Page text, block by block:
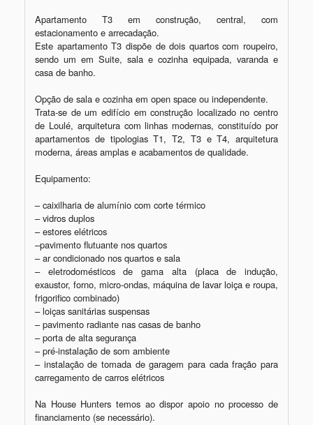
Apartamento T3 em construção, central, com
estacionamento e arrecadação.
Este apartamento T3 dispõe de dois quartos com roupeiro,
sendo um em Suite, sala e cozinha equipada, varanda e
casa de banho.
Opção de sala e cozinha em open space ou independente.
Trata-se de um edifício em construção localizado no centro
de Loulé, arquitetura com linhas modernas, constituído por
apartamentos de tipologias T1, T2, T3 e T4, arquitetura
moderna, áreas amplas e acabamentos de qualidade.
Equipamento:
– caixilharia de alumínio com corte térmico
– vidros duplos
– estores elétricos
–pavimento flutuante nos quartos
– ar condicionado nos quartos e sala
– eletrodomésticos de gama alta (placa de indução,
exaustor, forno, micro-ondas, máquina de lavar loiça e roupa,
frigorifico combinado)
– loiças sanitárias suspensas
– pavimento radiante nas casas de banho
– porta de alta segurança
– pré-instalação de som ambiente
– instalação de tomada de garagem para cada fração para
carregamento de carros elétricos
Na House Hunters temos ao dispor apoio no processo de
financiamento (se necessário).